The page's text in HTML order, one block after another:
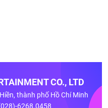
CO., LTD
thành phố Hồ Chí Minh
6268.0458